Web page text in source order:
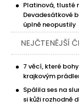
Platinová, tlusté
Devadesátkové
úplně neopustily
NEJČTENĚJŠÍ
7 věcí, které
krajkovým
Spálila ses na
si kůži rozhodně